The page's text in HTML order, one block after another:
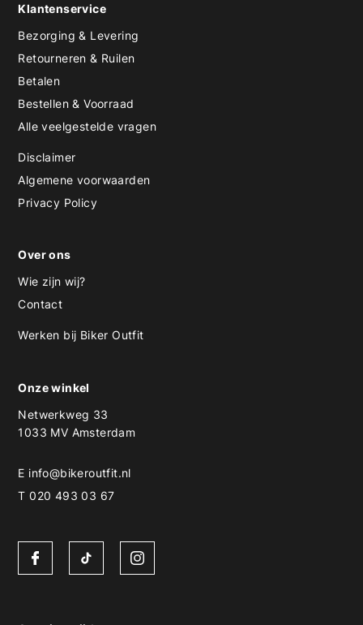
Klantenservice
Bezorging & Levering
Retourneren & Ruilen
Betalen
Bestellen & Voorraad
Alle veelgestelde vragen
Disclaimer
Algemene voorwaarden
Privacy Policy
Over ons
Wie zijn wij?
Contact
Werken bij Biker Outfit
Onze winkel
Netwerkweg 33
1033 MV Amsterdam
E info@bikeroutfit.nl
T 020 493 03 67